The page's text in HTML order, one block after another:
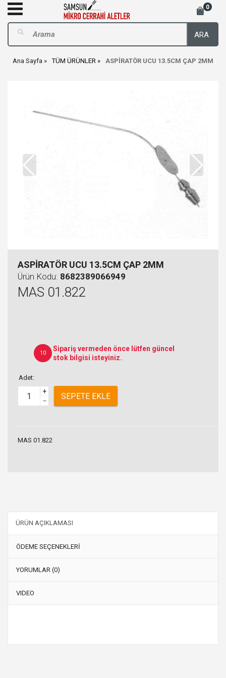
0
ARA
Ana Sayfa TÜM ÜRÜNLER ASPİRATÖR UCU 13.5CM ÇAP 2MM
ASPİRATÖR UCU 13.5CM ÇAP 2MM
Ürün Kodu: 8682389066949
MAS 01.822
10
Sipariş vermeden önce lütfen güncel
stok bilgisi isteyiniz.
Adet:
+
–
SEPETE EKLE
MAS 01.822
ÜRÜN AÇIKLAMASI
ÖDEME SEÇENEKLERİ
YORUMLAR (0)
VIDEO